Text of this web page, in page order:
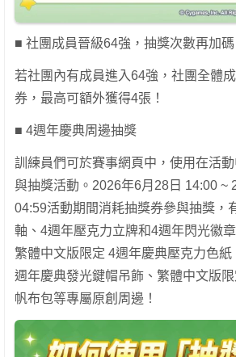
■ 社團成員晉級64強，抽獎次數再加碼
若社團內有成員進入64強，社團全體
券，最高可額外獲得4張！
■ 4週年慶典周邊抽獎
訓練員們可於賽事網頁中，使用在活
與抽獎活動。2026年6月28日 14:00 ~
04:59活動期間消耗抽獎券參與抽獎，
軸、4週年壓克力立牌和4週年閃光徽
繁體中文版限定 4週年慶典壓克力色
週年慶典發光鍵帽吊飾、繁體中文版
帆布包等專屬原創周邊！